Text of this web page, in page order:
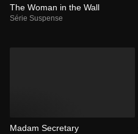
The Woman in the Wall
Série Suspense
Madam Secretary